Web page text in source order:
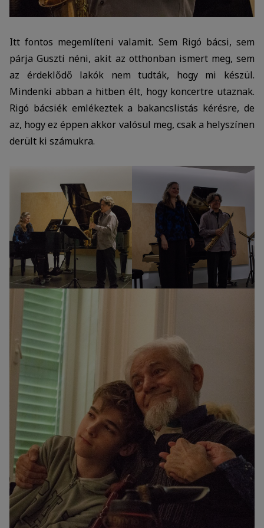
Itt fontos megemlíteni valamit. Sem Rigó bácsi, sem
párja Guszti néni, akit az otthonban ismert meg, sem
az érdeklődő lakók nem tudták, hogy mi készül.
Mindenki abban a hitben élt, hogy koncertre utaznak.
Rigó bácsiék emlékeztek a bakancslistás kérésre, de
az, hogy ez éppen akkor valósul meg, csak a helyszínen
derült ki számukra.